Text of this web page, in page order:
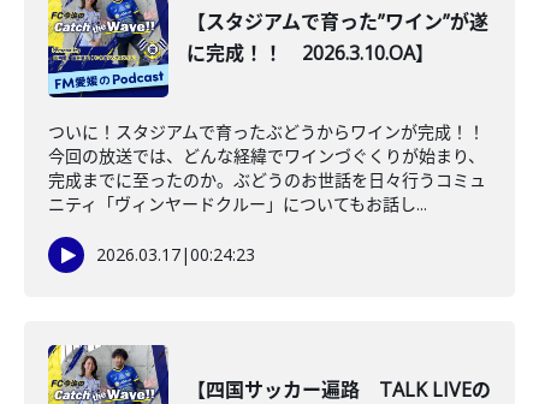
【スタジアムで育った”ワイン”が遂
に完成！！ 2026.3.10.OA】
ついに！スタジアムで育ったぶどうからワインが完成！！
今回の放送では、どんな経緯でワインづぐくりが始まり、
完成までに至ったのか。ぶどうのお世話を日々行うコミュ
ニティ「ヴィンヤードクルー」についてもお話し...
2026.03.17|00:24:23
【四国サッカー遍路 TALK LIVEの